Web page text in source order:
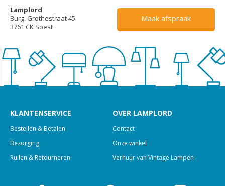
Lamplord
Burg. Grothestraat 45
3761 CK Soest
Maak afspraak
KLANTENSERVICE
Bestellen & Betalen
Bezorging
Ruilen & Retourneren
OVER LAMPLORD
Contact
Onze winkel
Verhuur van Vintage Lampen